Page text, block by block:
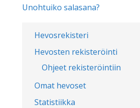
Hevosrekisteri
Hevosten rekisteröinti
Ohjeet rekisteröintiin
Omat hevoset
Statistiikka
Unohtuiko salasana?